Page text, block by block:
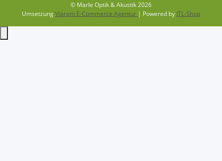
© Marle Optik & Akustik 2026
UmsetzungVlarom E-Commerce Agentur | Powered by JTL-Shop